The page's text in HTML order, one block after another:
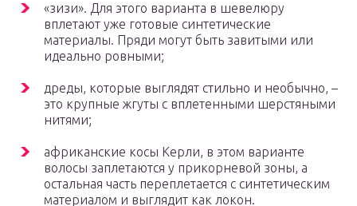
«зизи». Для этого варианта в шевелюру
вплетают уже готовые синтетические
материалы. Пряди могут быть завитыми или
идеально ровными;
дреды, которые выглядят стильно и необычно, –
это крупные жгуты с вплетенными шерстяными
нитями;
африканские косы Керли, в этом варианте
волосы заплетаются у прикорневой зоны, а
остальная часть переплетается с синтетическим
материалом и выглядит как локон.